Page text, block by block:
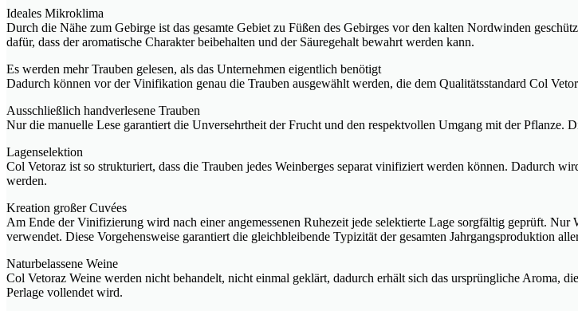
Ideales Mikroklima
Durch die Nähe zum Gebirge ist das gesamte Gebiet zu Füßen des Gebirges vor den kalten Nordwinden
dafür, dass der aromatische Charakter beibehalten und der Säuregehalt bewahrt werden kann.
Es werden mehr Trauben gelesen, als das Unternehmen eigentlich benötigt
Dadurch können vor der Vinifikation genau die Trauben ausgewählt werden, die dem Qualitätsstandard Col
Ausschließlich handverlesene Trauben
Nur die manuelle Lese garantiert die Unversehrtheit der Frucht und den respektvollen Umgang mit der Pflanze.
Lagenselektion
Col Vetoraz ist so strukturiert, dass die Trauben jedes Weinberges separat vinifiziert werden können. Dadurch
werden.
Kreation großer Cuvées
Am Ende der Vinifizierung wird nach einer angemessenen Ruhezeit jede selektierte Lage sorgfältig geprüft.
verwendet. Diese Vorgehensweise garantiert die gleichbleibende Typizität der gesamten Jahrgangsproduktion
Naturbelassene Weine
Col Vetoraz Weine werden nicht behandelt, nicht einmal geklärt, dadurch erhält sich das ursprüngliche Aroma,
Perlage vollendet wird.